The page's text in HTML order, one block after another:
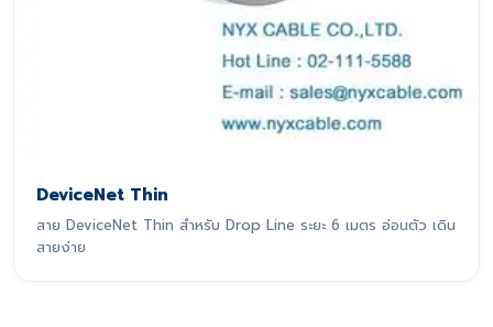
DeviceNet Thin
สาย DeviceNet Thin สำหรับ Drop Line ระยะ 6 เมตร อ่อนตัว เดิน
สายง่าย